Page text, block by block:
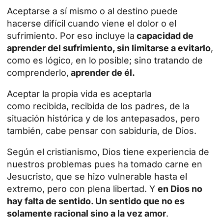
Aceptarse a sí mismo o al destino puede
hacerse difícil cuando viene el dolor o el
sufrimiento. Por eso incluye la capacidad de
aprender del sufrimiento, sin limitarse a evitarlo,
como es lógico, en lo posible; sino tratando de
comprenderlo, aprender de él.
Aceptar la propia vida es aceptarla
como recibida, recibida de los padres, de la
situación histórica y de los antepasados, pero
también, cabe pensar con sabiduría, de Dios.
Según el cristianismo, Dios tiene experiencia de
nuestros problemas pues ha tomado carne en
Jesucristo, que se hizo vulnerable hasta el
extremo, pero con plena libertad. Y en Dios no
hay falta de sentido. Un sentido que no es
solamente racional sino a la vez amor.